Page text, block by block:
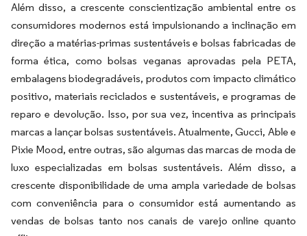
Além disso, a crescente conscientização ambiental entre os
consumidores modernos está impulsionando a inclinação em
direção a matérias-primas sustentáveis e bolsas fabricadas de
forma ética, como bolsas veganas aprovadas pela PETA,
embalagens biodegradáveis, produtos com impacto climático
positivo, materiais reciclados e sustentáveis, e programas de
reparo e devolução. Isso, por sua vez, incentiva as principais
marcas a lançar bolsas sustentáveis. Atualmente, Gucci, Able e
Pixie Mood, entre outras, são algumas das marcas de moda de
luxo especializadas em bolsas sustentáveis. Além disso, a
crescente disponibilidade de uma ampla variedade de bolsas
com conveniência para o consumidor está aumentando as
vendas de bolsas tanto nos canais de varejo online quanto